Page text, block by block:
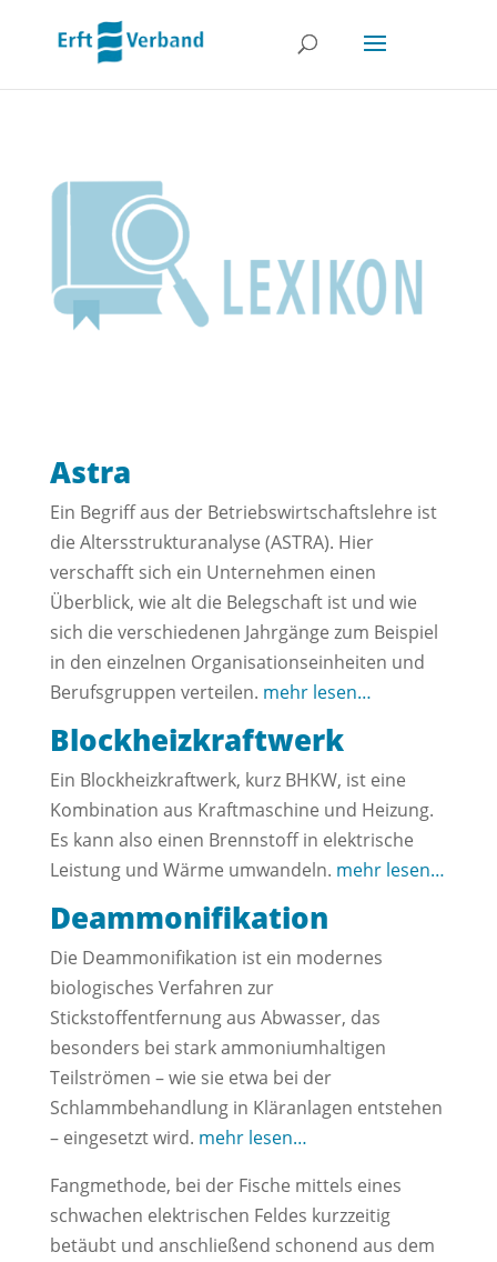
Astra
Ein Begriff aus der Betriebswirtschaftslehre ist
die Altersstrukturanalyse (ASTRA). Hier
verschafft sich ein Unternehmen einen
Überblick, wie alt die Belegschaft ist und wie
sich die verschiedenen Jahrgänge zum Beispiel
in den einzelnen Organisationseinheiten und
Berufsgruppen verteilen. mehr lesen…
Blockheizkraftwerk
Ein Blockheizkraftwerk, kurz BHKW, ist eine
Kombination aus Kraftmaschine und Heizung.
Es kann also einen Brennstoff in elektrische
Leistung und Wärme umwandeln. mehr lesen…
Deammonifikation
Die Deammonifikation ist ein modernes
biologisches Verfahren zur
Stickstoffentfernung aus Abwasser, das
besonders bei stark ammoniumhaltigen
Teilströmen – wie sie etwa bei der
Schlammbehandlung in Kläranlagen entstehen
– eingesetzt wird. mehr lesen…
Fangmethode, bei der Fische mittels eines
schwachen elektrischen Feldes kurzzeitig
betäubt und anschließend schonend aus dem